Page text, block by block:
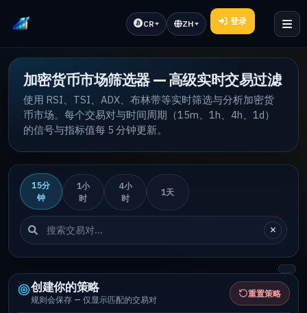
CR ZH 登录
加密货币市场筛选器 — 高级实时交易过滤
使用 RSI、TSI、ADX、布林带等实时筛选与分析加密货
币市场。每个交易对与时间周期（15m、1h、4h、1d）
的信号与指标值每 5 分钟更新。
15分
钟
1小
时
4小
时
1天
创建你的策略
规则会保存 — 仅显示匹配的交易对
重置策略